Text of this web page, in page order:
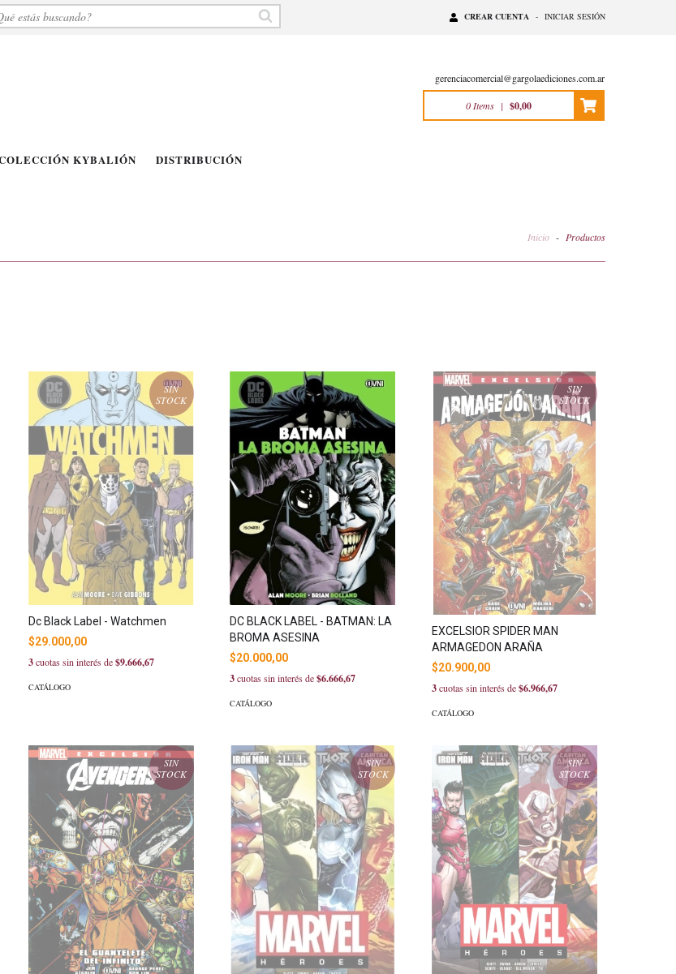
CREAR CUENTA - INICIAR SESIÓN
gerenciacomercial@gargolaediciones.com.ar
0 Items | $0,00
KYBALIÓN DISTRIBUCIÓN
Inicio - Productos
SIN
STOCK
Dc Black Label - Watchmen
$29.000,00
3cuotas sin interés de$9.666,67
CATÁLOGO
DC BLACK LABEL - BATMAN: LA
BROMA ASESINA
$20.000,00
3cuotas sin interés de$6.666,67
CATÁLOGO
SIN
STOCK
EXCELSIOR SPIDER MAN
ARMAGEDON ARAÑA
$20.900,00
3cuotas sin interés de$6.966,67
CATÁLOGO
SIN
STOCK
SIN
STOCK
SIN
STOCK